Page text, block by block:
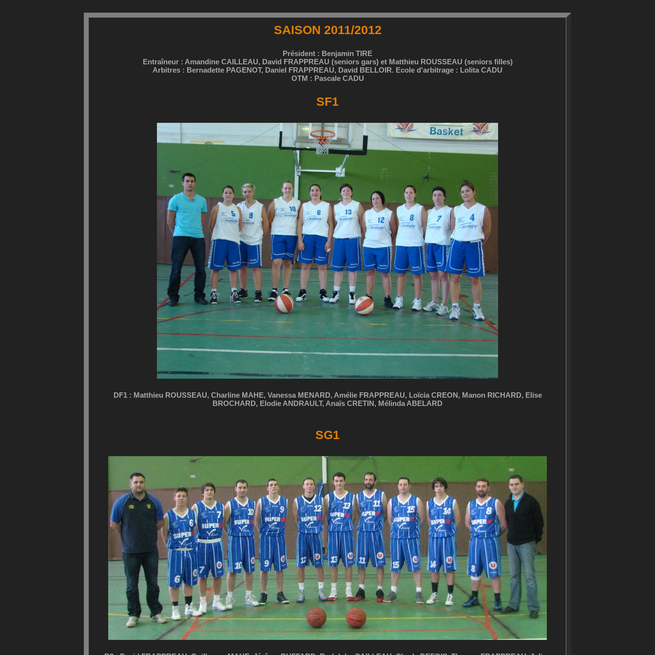
SAISON 2011/2012
Président : Benjamin TIRE
Entraîneur : Amandine CAILLEAU, David FRAPPREAU (seniors gars) et Matthieu ROUSSEAU (seniors filles)
Arbitres : Bernadette PAGENOT, Daniel FRAPPREAU, David BELLOIR. Ecole d'arbitrage : Lolita CADU
OTM : Pascale CADU
SF1
DF1 : Matthieu ROUSSEAU, Charline MAHE, Vanessa MENARD, Amélie FRAPPREAU, Loïcia CREON, Manon RICHARD, Elise
BROCHARD, Elodie ANDRAULT, Anaïs CRETIN, Mélinda ABELARD
SG1